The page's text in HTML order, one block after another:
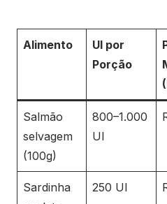
Alimento
UI por
Porção
Salmão
selvagem
(100g)
800–1.000
UI
Sardinha
250 UI